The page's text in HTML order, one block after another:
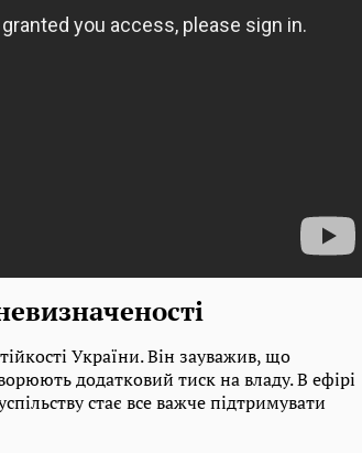
України. Він зауважив, що
додатковий тиск на владу. В ефірі
стає все важче підтримувати